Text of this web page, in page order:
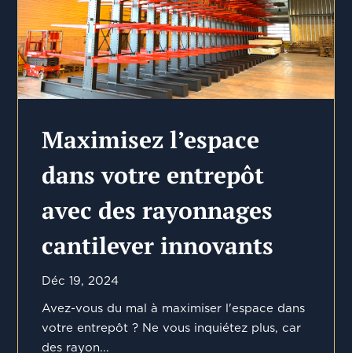
Maximisez l’espace
dans votre entrepôt
avec des rayonnages
cantilever innovants
Déc 19, 2024
Avez-vous du mal à maximiser l'espace dans
votre entrepôt ? Ne vous inquiétez plus, car
des rayon...